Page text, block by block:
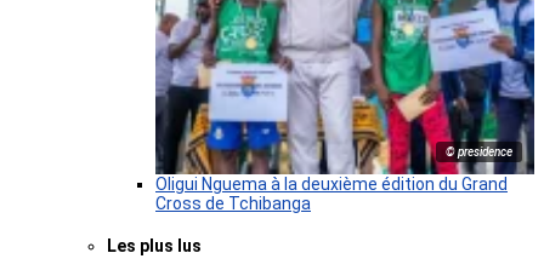
© presidence
Oligui Nguema à la deuxième édition du Grand
Cross de Tchibanga
Les plus lus